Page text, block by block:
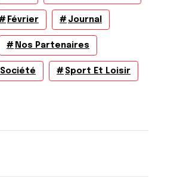
Février Journal
Nos Partenaires
Société Sport Et Loisir